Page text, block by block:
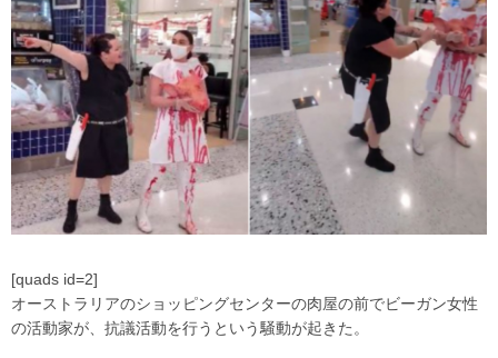
[quads id=2]
オーストラリアのショッピングセンターの肉屋の前でビーガン女性
の活動家が、抗議活動を行うという騒動が起きた。